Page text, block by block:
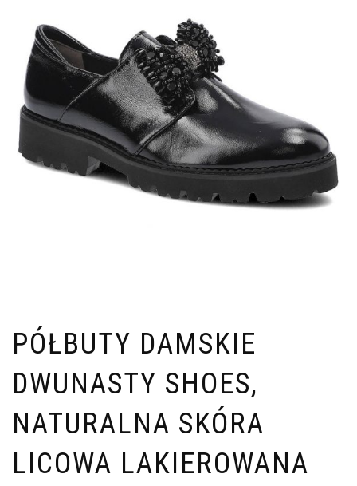
PÓŁBUTY DAMSKIE
DWUNASTY SHOES,
NATURALNA SKÓRA
LICOWA LAKIEROWANA